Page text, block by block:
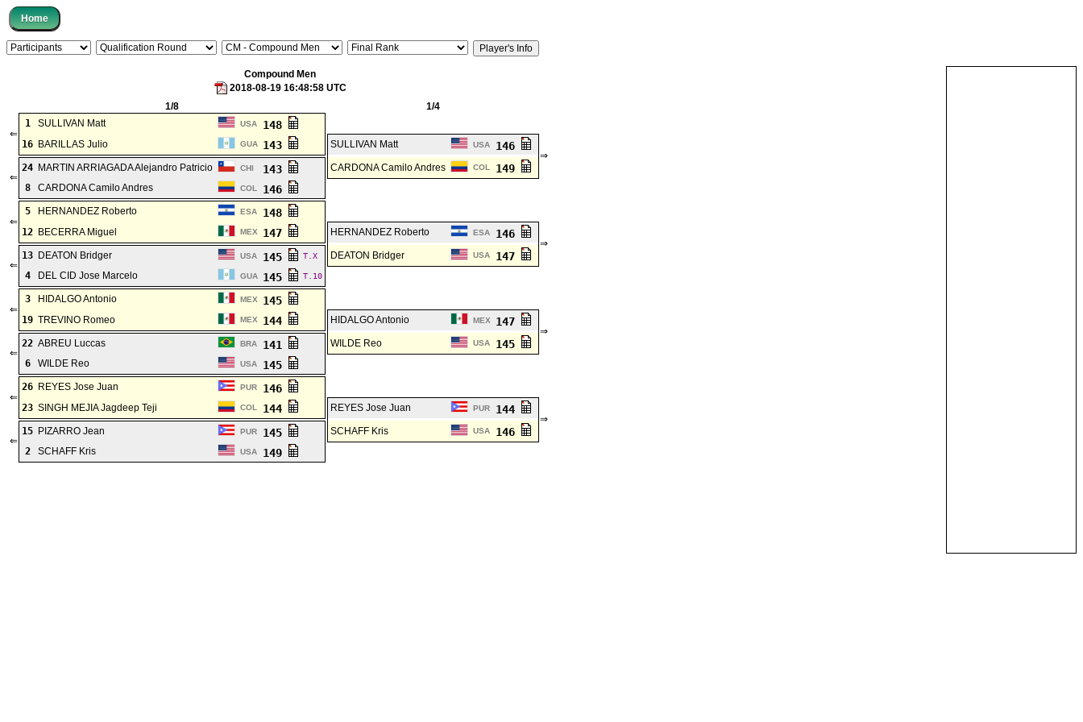
Compound Men
2018-08-19 16:48:58 UTC
1/8
1/4
⇐
1 SULLIVAN Matt USA 148
16 BARILLAS Julio GUA 143 SULLIVAN Matt USA 146
⇒
⇐
24 MARTIN ARRIAGADA Alejandro Patricio CHI 143 CARDONA Camilo Andres COL 149
8 CARDONA Camilo Andres COL 146
⇐
5 HERNANDEZ Roberto ESA 148
12 BECERRA Miguel MEX 147 HERNANDEZ Roberto ESA 146
⇒
⇐
13 DEATON Bridger USA 145 T.X DEATON Bridger USA 147
4 DEL CID Jose Marcelo GUA 145 T.10
⇐
3 HIDALGO Antonio MEX 145
19 TREVINO Romeo MEX 144 HIDALGO Antonio MEX 147
⇒
⇐
22 ABREU Luccas BRA 141 WILDE Reo USA 145
6 WILDE Reo USA 145
⇐
26 REYES Jose Juan PUR 146
23 SINGH MEJIA Jagdeep Teji COL 144 REYES Jose Juan PUR 144
⇒
⇐
15 PIZARRO Jean PUR 145 SCHAFF Kris USA 146
2 SCHAFF Kris USA 149